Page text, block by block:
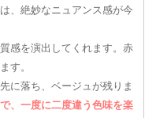
、絶妙なニュアンス感が今
感を演出してくれます。赤
す。
に落ち、ベージュが残りま
、一度に二度違う色味を楽